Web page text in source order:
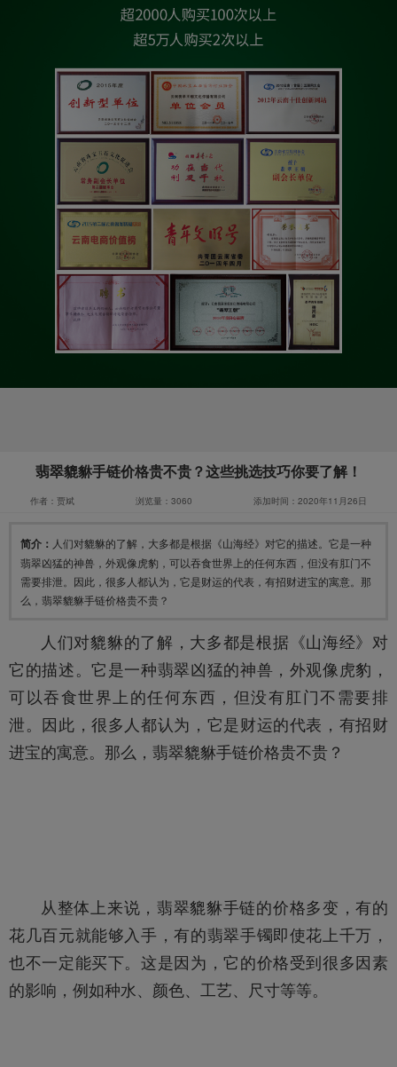
翡翠貔貅手链价格贵不贵？这些挑选技巧你要了解！
作者：贾斌 浏览量：3060 添加时间：2020年11月26日
简介： 人们对貔貅的了解，大多都是根据《山海经》对它的描述。它是一种
翡翠凶猛的神兽，外观像虎豹，可以吞食世界上的任何东西，但没有肛门不
需要排泄。因此，很多人都认为，它是财运的代表，有招财进宝的寓意。那
么，翡翠貔貅手链价格贵不贵？
人们对貔貅的了解，大多都是根据《山海经》对
它的描述。它是一种翡翠凶猛的神兽，外观像虎豹，
可以吞食世界上的任何东西，但没有肛门不需要排
泄。因此，很多人都认为，它是财运的代表，有招财
进宝的寓意。那么， 翡翠貔貅手链价格贵不贵？
从整体上来说， 翡翠貔貅手链的价格多变，有的
花几百元就能够入手，有的翡翠手镯即使花上千万，
也不一定能买下。这是因为，它的价格受到很多因素
的影响，例如种水、颜色、工艺、尺寸等等。